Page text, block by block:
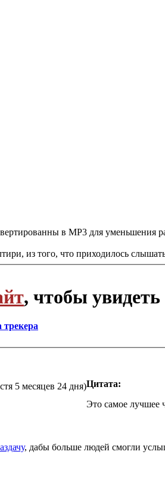
в MP3 для уменьшения
из того, что приходилось
, чтобы
5 месяцев 24 дня)Цитата:
Это самое лучшее
, дабы больше людей смогли